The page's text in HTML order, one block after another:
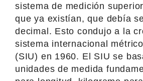
sistema de medición
que ya existían, que debía
decimal. Esto condujo a la
sistema internacional
(SIU) en 1960. El SIU se
unidades de medida